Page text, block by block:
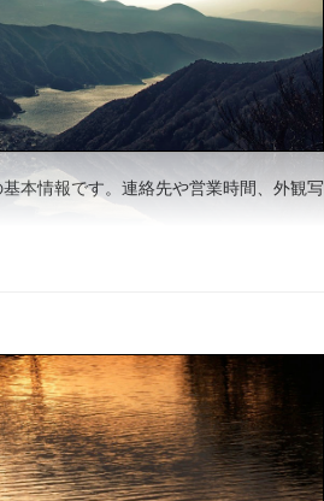
本情報です。連絡先や営業時間、外観写